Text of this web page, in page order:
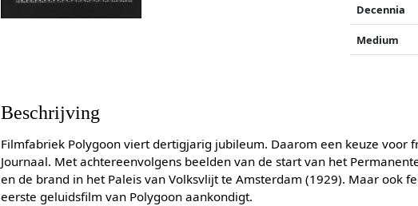
Decennia
Medium
Beschrijving
Filmfabriek Polygoon viert dertigjarig jubileum. Daarom een keuze voor
Journaal. Met achtereenvolgens beelden van de start van het
en de brand in het Paleis van Volksvlijt te Amsterdam (1929). Maar ook
eerste geluidsfilm van Polygoon aankondigt.